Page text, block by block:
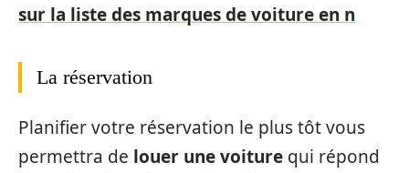
sur la liste des marques de voiture en n
La réservation
Planifier votre réservation le plus tôt vous
permettra de louer une voiture qui répond